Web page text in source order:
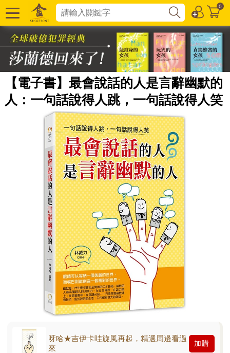
0
【電子書】最會說話的人是言辭幽默的
人：一句話說得人跳，一句話說得人笑
呀哈★吉伊卡哇旋風再起，精選周邊看過
來
加購